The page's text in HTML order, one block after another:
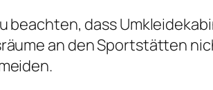
beachten, dass
an den Sportstätten